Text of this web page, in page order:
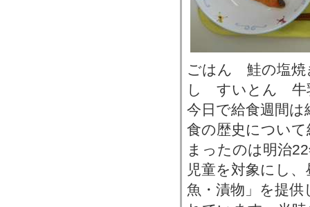
ごはん 鮭の塩
し すいとん 牛
今日で給食週間
食の歴史につい
まったのは明治
児童を対象にし
魚・漬物」を提